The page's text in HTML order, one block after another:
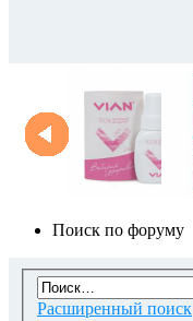
Поиск по форуму
Расширенный поиск